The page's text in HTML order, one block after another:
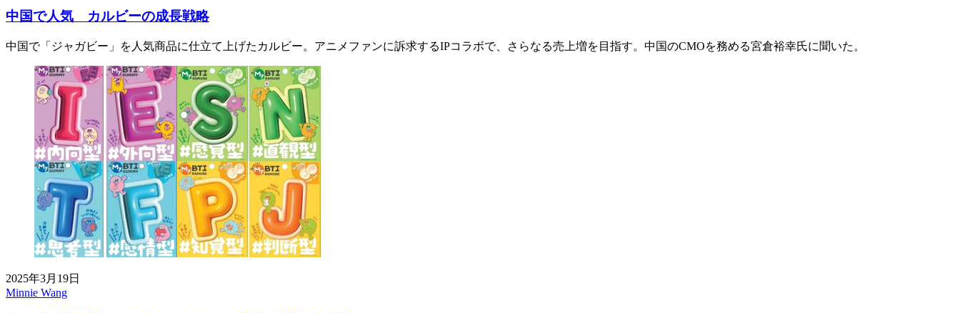
中国で人気 カルビーの成長戦略
中国で「ジャガビー」を人気商品に仕立て上げたカルビー。アニメファンに訴求するIPコラボで、さらなる売上増を目指す。中国のCMOを務める宮倉裕幸氏に聞いた。
2025年3月19日
Minnie Wang